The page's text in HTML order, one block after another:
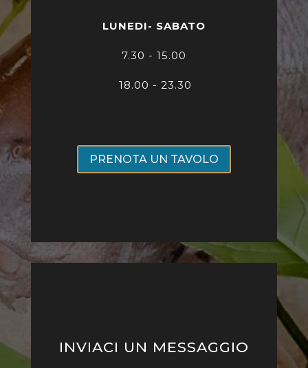
LUNEDI- SABATO
7.30 - 15.00
18.00 - 23.30
PRENOTA UN TAVOLO
INVIACI UN MESSAGGIO